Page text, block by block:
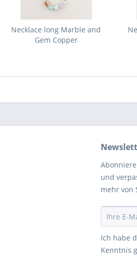
Necklace long Marble and
Gem Copper
und
mehr von
Ich habe
Kenntnis